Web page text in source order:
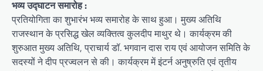
भव्य उद्घाटन समारोह :
प्रतियोगिता का शुभारंभ भव्य समारोह के साथ हुआ। मुख्य अतिथि
राजस्थान के प्रसिद्ध खेल व्यक्तित्व कुलदीप माथुर थे। कार्यक्रम की
शुरुआत मुख्य अतिथि, प्राचार्य डॉ. भगवान दास राय एवं आयोजन समिति के
सदस्यों ने दीप प्रज्वलन से की। कार्यक्रम में इंटर्न अनुष्रुति एवं तृतीय